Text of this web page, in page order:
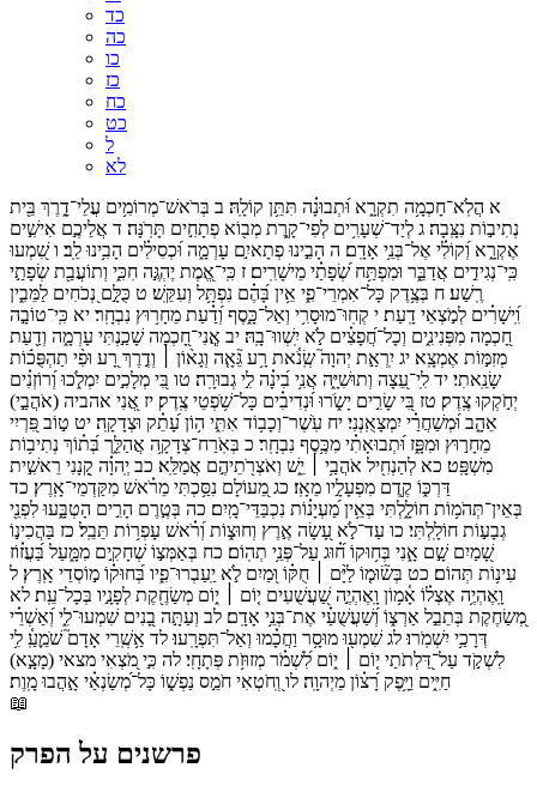
כד
כה
כו
כז
כח
כט
ל
לא
א הֲלֹֽא־חָכְמָ֥ה תִקְרָ֑א וּ֝תְבוּנָ֗ה תִּתֵּ֥ן קוֹלָֽהּ׃ ב בְּרֹאשׁ־מְרוֹמִ֥ים עֲלֵי־דָ֑רֶךְ בֵּ֖ית
נְתִיב֣וֹת נִצָּֽבָה׃ ג לְיַד־שְׁעָרִ֥ים לְפִי־קָ֑רֶת מְב֖וֹא פְתָחִ֣ים תָּרֹֽנָּה׃ ד אֲלֵיכֶ֣ם אִישִׁ֣ים
אֶקְרָ֑א וְ֝קוֹלִ֗י אֶל־בְּנֵ֥י אָדָֽם׃ ה הָבִ֣ינוּ פְתָאיִ֣ם עָרְמָ֑ה וּ֝כְסִילִ֗ים הָבִ֥ינוּ לֵֽב׃ ו שִׁ֭מְעוּ
כִּֽי־נְגִידִ֣ים אֲדַבֵּ֑ר וּמִפְתַּ֥ח שְׂ֝פָתַ֗י מֵישָׁרִֽים׃ ז כִּֽי־אֱ֭מֶת יֶהְגֶּ֣ה חִכִּ֑י וְתוֹעֲבַ֖ת שְׂפָתַ֣י
רֶֽשַׁע׃ ח בְּצֶ֥דֶק כָּל־אִמְרֵי־פִ֑י אֵ֥ין בָּ֝הֶ֗ם נִפְתָּ֥ל וְעִקֵּֽשׁ׃ ט כֻּלָּ֣ם נְ֭כֹחִים לַמֵּבִ֑ין
וִֽ֝ישָׁרִ֗ים לְמֹ֣צְאֵי דָֽעַת׃ י קְחֽוּ־מוּסָרִ֥י וְאַל־כָּ֑סֶף וְ֝דַ֗עַת מֵחָר֥וּץ נִבְחָֽר׃ יא כִּֽי־טוֹבָ֣ה
חָ֭כְמָה מִפְּנִינִ֑ים וְכָל־חֲ֝פָצִ֗ים לֹ֣א יִֽשְׁווּ־בָֽהּ׃ יב אֲ‍ֽנִי־חָ֭כְמָה שָׁכַ֣נְתִּי עָרְמָ֑ה וְדַ֖עַת
מְזִמּ֣וֹת אֶמְצָֽא׃ יג יִֽרְאַ֣ת יְהוָה֮ שְֽׂנֹ֫את רָ֥ע גֵּ֘אָ֤ה וְגָא֨וֹן ׀ וְדֶ֣רֶךְ רָ֭ע וּפִ֨י תַהְפֻּכ֬וֹת
שָׂנֵֽאתִי׃ יד לִֽי־עֵ֭צָה וְתוּשִׁיָּ֑ה אֲנִ֥י בִ֝ינָ֗ה לִ֣י גְבוּרָֽה׃ טו בִּ֭י מְלָכִ֣ים יִמְלֹ֑כוּ וְ֝רוֹזְנִ֗ים
יְחֹ֣קְקוּ צֶֽדֶק׃ טז בִּ֭י שָׂרִ֣ים יָשֹׂ֑רוּ וּ֝נְדִיבִ֗ים כָּל־שֹׁ֥פְטֵי צֶֽדֶק׃ יז אֲ֭נִי אהביה (אֹהֲבַ֣י)
אֵהָ֑ב וּ֝מְשַׁחֲרַ֗י יִמְצָאֻֽנְנִי׃ יח עֹֽשֶׁר־וְכָב֥וֹד אִתִּ֑י ה֥וֹן עָ֝תֵ֗ק וּצְדָקָֽה׃ יט ט֣וֹב פִּ֭רְיִי
מֵחָר֣וּץ וּמִפָּ֑ז וּ֝תְבוּאָתִ֗י מִכֶּ֥סֶף נִבְחָֽר׃ כ בְּאֹֽרַח־צְדָקָ֥ה אֲהַלֵּ֑ך בְּ֝ת֗וֹךְ נְתִיב֥וֹת
מִשְׁפָּֽט׃ כא לְהַנְחִ֖יל אֹהֲבַ֥י ׀ יֵ֑שׁ וְאֹצְרֹ֖תֵיהֶ֣ם אֲמַלֵּֽא׃ כב יְֽהוָ֗ה קָ֭נָנִי רֵאשִׁ֣ית
דַּרְכּ֑וֹ קֶ֖דֶם מִפְעָלָ֣יו מֵאָֽז׃ כג מֵ֭עוֹלָם נִסַּ֥כְתִּי מֵרֹ֗אשׁ מִקַּדְמֵי־אָֽרֶץ׃ כד
בְּאֵין־תְּהֹמ֥וֹת חוֹלָ֑לְתִּי בְּאֵ֥ין מַ֝עְיָנ֗וֹת נִכְבַּדֵּי־מָֽיִם׃ כה בְּטֶ֣רֶם הָרִ֣ים הָטְבָּ֑עוּ לִפְנֵ֖י
גְבָע֣וֹת חוֹלָֽלְתִּי׃ כו עַד־לֹ֣א עָ֭שָׂה אֶ֣רֶץ וְחוּצ֑וֹת וְ֝רֹ֗אשׁ עָפְר֥וֹת תֵּבֵֽל׃ כז בַּהֲכִינ֣וֹ
שָׁ֭מַיִם שָׁ֣ם אָ֑נִי בְּח֥וּקוֹ ח֝֗וּג עַל־פְּנֵ֥י תְהֽוֹם׃ כח בְּאַמְּצ֣וֹ שְׁחָקִ֣ים מִמָּ֑עַל בַּ֝עֲז֗וֹז
עִינ֥וֹת תְּהוֹם׃ כט בְּשׂ֘וּמ֤וֹ לַיָּ֨ם ׀ חֻקּ֗וֹ וּ֭מַיִם לֹ֣א יַֽעַבְרוּ־פִ֑יו בְּ֝חוּק֗וֹ מ֣וֹסְדֵי אָֽרֶץ׃ ל
וָֽאֶהְיֶ֥ה אֶצְל֗וֹ אָ֫מ֥וֹן וָֽאֶהְיֶ֣ה שַׁ֭עֲשֻׁעִים י֤וֹם ׀ י֑וֹם מְשַׂחֶ֖קֶת לְפָנָ֣יו בְּכָל־עֵֽת׃ לא
מְ֭שַׂחֶקֶת בְּתֵבֵ֣ל אַרְצ֑וֹ וְ֝שַׁעֲשֻׁעַ֗י אֶת־בְּנֵ֥י אָדָֽם׃ לב וְעַתָּ֣ה בָ֭נִים שִׁמְעוּ־לִ֑י וְ֝אַשְׁרֵ֗י
דְּרָכַ֥י יִשְׁמֹֽרוּ׃ לג שִׁמְע֖וּ מוּסָ֥ר וַחֲכָ֗מוּ וְאַל־תִּפְרָֽעוּ׃ לד אַ֥שְֽׁרֵי אָדָם֮ שֹׁמֵ֪עַֽ֫ לִ֥י
לִשְׁקֹ֣ד עַל־דַּ֭לְתֹתַי י֤וֹם ׀ י֑וֹם לִ֝שְׁמֹ֗ר מְזוּזֹ֥ת פְּתָחָֽי׃ לה כִּ֣י מֹ֭צְאִי מצאי (מָצָ֣א)
חַיִּ֑ים וַיָּ֥פֶק רָ֝צ֗וֹן מֵיְהוָֽה׃ לו וְֽ֭חֹטְאִי חֹמֵ֣ס נַפְשׁ֑וֹ כָּל־מְ֝שַׂנְאַ֗י אָ֣הֲבוּ מָֽוֶת׃
📖
פרשנים על הפרק